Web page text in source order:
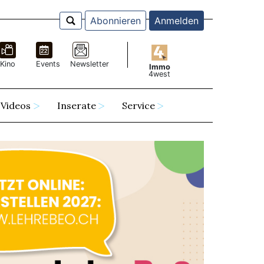
Abonnieren Anmelden
Kino Events Newsletter
Immo
4west
Videos Inserate Service